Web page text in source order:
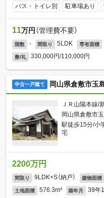
バス・トイレ別 駐車場あり
11万円 （管理費不要）
階数 - 間取り 5LDK 専有面積
敷/礼 330,000円/110,000円
中古一戸建て 岡山県倉敷市玉
ＪＲ山陽本線/
岡山県倉敷市
駅徒歩15分/小
宅
2200万円
間取り 9LDK+S（納戸） 建物面積
土地面積 576.3m² 築年月 39年